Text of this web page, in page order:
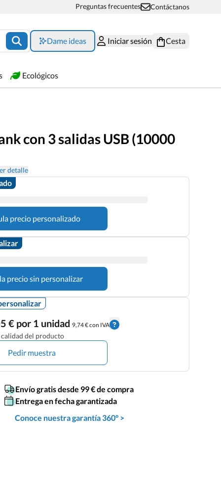
Preguntas frecuentes Contáctanos
Dame ideas Iniciar sesión Cesta
Ecológicos
con 3 salidas USB (10000
detalle
precio personalizado
precio sin personalizar
€ por 1 unidad 9,74 € con IVA
del producto
Pedir muestra
Envío gratis desde 99 € de compra
Entrega en fecha garantizada
Conoce nuestra garantía 360° >